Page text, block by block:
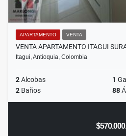
APARTAMENTO VENTA
VENTA APARTAMENTO ITAGUI
Itagui, Antioquia, Colombia
2Alcobas 1
2 Baños 88